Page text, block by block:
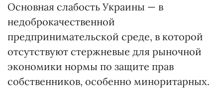
Основная слабость Украины — в
недоброкачественной
предпринимательской среде, в которой
отсутствуют стержневые для рыночной
экономики нормы по защите прав
собственников, особенно миноритарных.